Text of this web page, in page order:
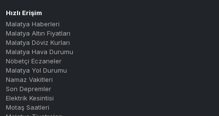
Hızlı Erişim
Malatya Haberleri
Malatya Altın Fiyatları
Malatya Döviz Kurları
Malatya Hava Durumu
Nöbetçi Eczaneler
Malatya Yol Durumu
Namaz Vakitleri
Son Depremler
Elektrik Kesintisi
Motaş Saatleri